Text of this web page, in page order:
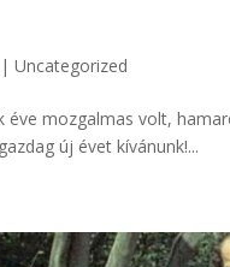
|Uncategorized
éve mozgalmas volt,
új évet kívánunk!...